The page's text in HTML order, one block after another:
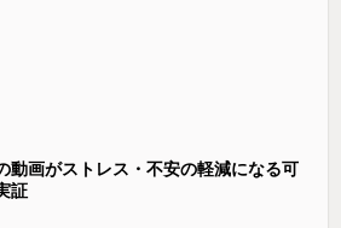
動画がストレス・不安の軽減になる可
証